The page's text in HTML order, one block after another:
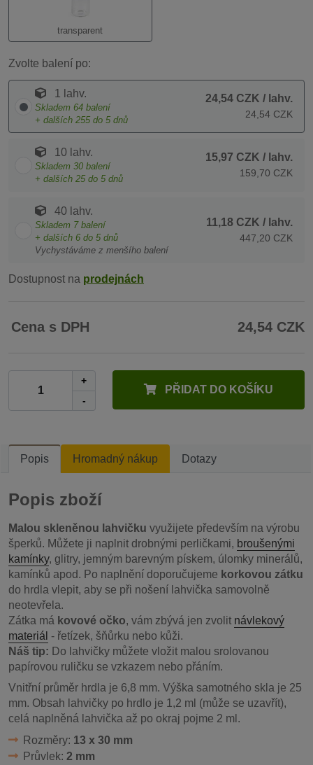
transparent
Zvolte balení po:
1 lahv.
Skladem 64 balení
+ dalších 255 do 5 dnů
24,54 CZK / lahv.
24,54 CZK
10 lahv.
Skladem 30 balení
+ dalších 25 do 5 dnů
15,97 CZK / lahv.
159,70 CZK
40 lahv.
Skladem 7 balení
+ dalších 6 do 5 dnů
Vychystáváme z menšího balení
11,18 CZK / lahv.
447,20 CZK
Dostupnost na prodejnách
Cena s DPH 24,54 CZK
+
-
PŘIDAT DO KOŠÍKU
Popis Hromadný nákup Dotazy
Popis zboží
Malou skleněnou lahvičku využijete především na výrobu
šperků. Můžete ji naplnit drobnými perličkami, broušenými
kamínky, glitry, jemným barevným pískem, úlomky minerálů,
kamínků apod. Po naplnění doporučujeme korkovou zátku
do hrdla vlepit, aby se při nošení lahvička samovolně
neotevřela.
Zátka má kovové očko, vám zbývá jen zvolit návlekový
materiál - řetízek, šňůrku nebo kůži.
Náš tip: Do lahvičky můžete vložit malou srolovanou
papírovou ruličku se vzkazem nebo přáním.
Vnitřní průměr hrdla je 6,8 mm. Výška samotného skla je 25
mm. Obsah lahvičky po hrdlo je 1,2 ml (může se uzavřít),
celá naplněná lahvička až po okraj pojme 2 ml.
Rozměry: 13 x 30 mm
Průvlek: 2 mm